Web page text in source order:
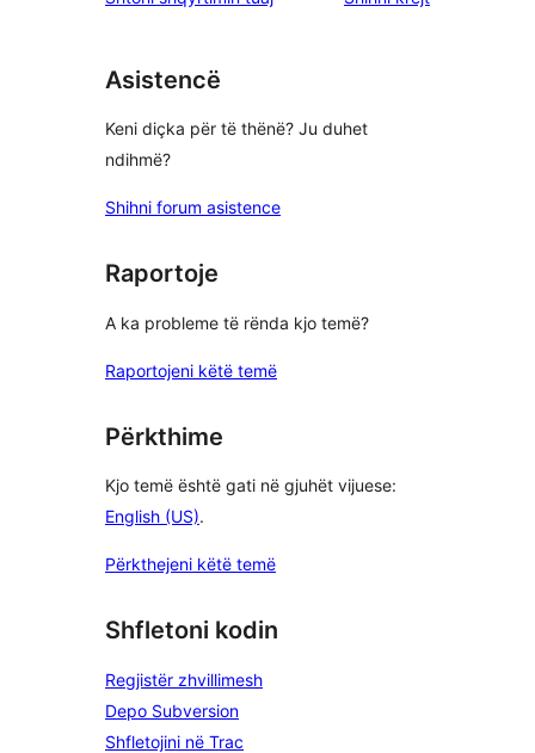
Asistencë
Keni diçka për të thënë? Ju duhet
ndihmë?
Shihni forum asistence
Raportoje
A ka probleme të rënda kjo temë?
Raportojeni këtë temë
Përkthime
Kjo temë është gati në gjuhët vijuese:
English (US).
Përkthejeni këtë temë
Shfletoni kodin
Regjistër zhvillimesh
Depo Subversion
Shfletojini në Trac